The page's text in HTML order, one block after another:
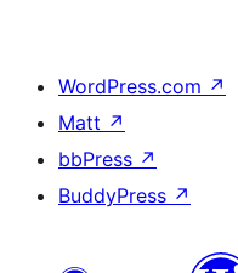
WordPress.com ↗
Matt ↗
bbPress ↗
BuddyPress ↗